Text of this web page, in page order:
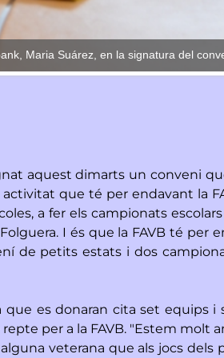
Maria Suárez, en la signatura del
aquest dimarts un conveni
que té per endavant la
a fer els campionats
I és que la FAVB té per
de petits estats i dos
es donaran cita set equips i
per a la FAVB. "Estem molt
veterana que als jocs